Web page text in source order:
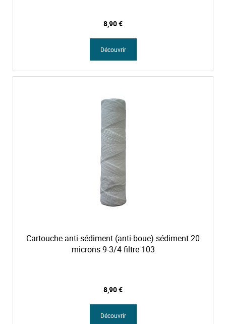
8,90 €
Découvrir
Cartouche anti-sédiment (anti-boue) sédiment 20
microns 9-3/4 filtre 103
8,90 €
Découvrir